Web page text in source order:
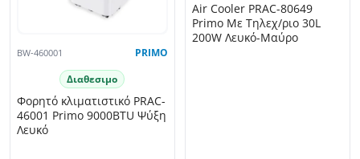
BW-460001 PRIMO
Διαθεσιμο
Φορητό κλιματιστικό PRAC-
46001 Primo 9000BTU Ψύξη
Λευκό
Air Cooler PRAC-80649
Primo Με Τηλεχ/ριο 30L
200W Λευκό-Μαύρο